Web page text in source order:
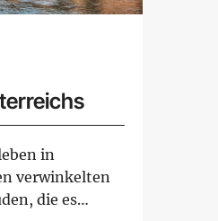
in
verwinkelten
die es